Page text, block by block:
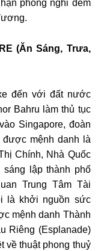
phòng nghỉ đêm
(Ăn Sáng, Trưa,
đến với đất nước
Bahru làm thủ tục
Singapore, đoàn
được mệnh danh là
Chính, Nhà Quốc
lập thành phố
Trung Tâm Tài
là khởi nguồn sức
mệnh danh Thành
Riêng (Esplanade)
về thuật phong thuỷ